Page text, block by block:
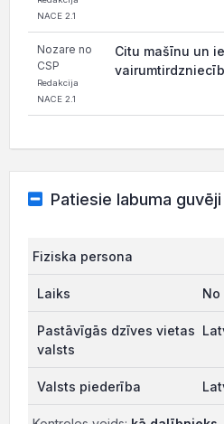
NACE 2.1
Nozare no
CSP
Redakcija
NACE 2.1
Citu mašīnu un
Patiesie labuma guvēji
Fiziska persona
No